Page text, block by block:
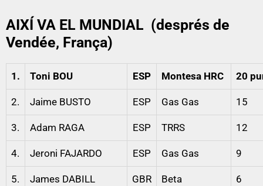
AIXÍ VA EL MUNDIAL (després de
Vendée, França)
1. Toni BOU ESP Montesa HRC 20
2. Jaime BUSTO ESP Gas Gas 15
3. Adam RAGA ESP TRRS 12
4. Jeroni FAJARDO ESP Gas Gas 9
5. James DABILL GBR Beta 6